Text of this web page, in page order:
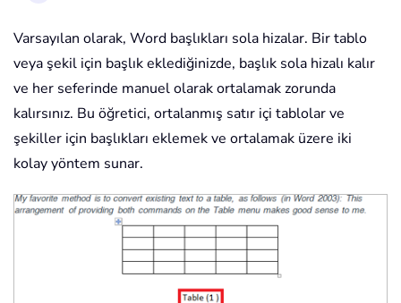
Varsayılan olarak, Word başlıkları sola hizalar. Bir tablo
veya şekil için başlık eklediğinizde, başlık sola hizalı kalır
ve her seferinde manuel olarak ortalamak zorunda
kalırsınız. Bu öğretici, ortalanmış satır içi tablolar ve
şekiller için başlıkları eklemek ve ortalamak üzere iki
kolay yöntem sunar.